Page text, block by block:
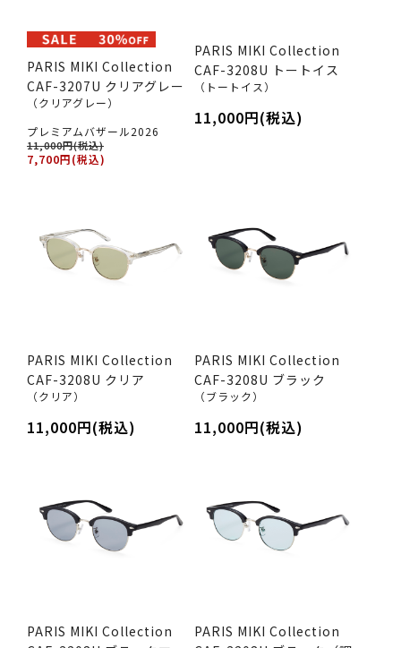
PARIS MIKI Collection
CAF-3207U クリアグレー
（クリアグレー）
プレミアムバザール2026
11,000円(税込)
7,700円(税込)
PARIS MIKI Collection
CAF-3208U トートイス
（トートイス）
11,000円(税込)
PARIS MIKI Collection
CAF-3208U クリア
（クリア）
11,000円(税込)
PARIS MIKI Collection
CAF-3208U ブラック
（ブラック）
11,000円(税込)
PARIS MIKI Collection
PARIS MIKI Collection